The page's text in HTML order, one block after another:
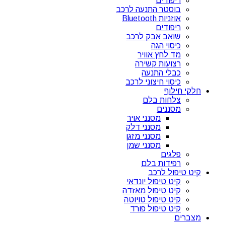
בוסטר התנעה לרכב
אוזניות Bluetooth
ריפודים
שואב אבק לרכב
כיסוי הגה
מד לחץ אוויר
רצועות קשירה
כבלי התנעה
כיסוי חיצוני לרכב
חלקי חילוף
צלחות בלם
מסננים
מסנני אויר
מסנני דלק
מסנני מזגן
מסנני שמן
פלגים
רפידות בלם
קיט טיפול לרכב
קיט טיפול יונדאי
קיט טיפול מאזדה
קיט טיפול טויוטה
קיט טיפול פורד
מצברים